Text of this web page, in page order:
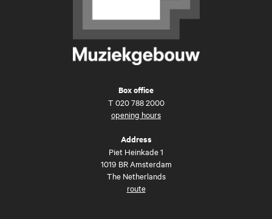
Box office
T 020 788 2000
opening hours
Address
Piet Heinkade 1
1019 BR Amsterdam
The Netherlands
route